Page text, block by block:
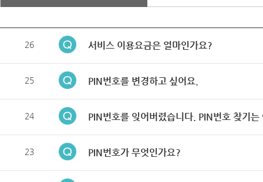
26 서비스 이용요금은 얼마인가요?
25 PIN번호를 변경하고 싶어요.
24 PIN번호를 잊어버렸습니다. PIN번호 찾기는
23 PIN번호가 무엇인가요?